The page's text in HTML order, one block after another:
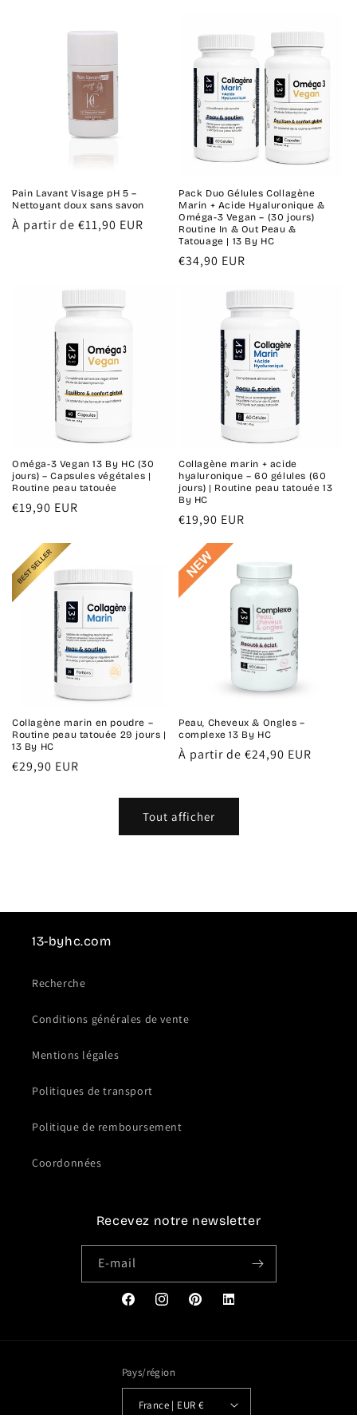
Pain Lavant Visage pH 5 –
Nettoyant doux sans savon
Prix
À partir de €11,90 EUR
Pack Duo Gélules Collagène
Marin + Acide Hyaluronique &
Oméga-3 Vegan – (30 jours)
Routine In & Out Peau &
Tatouage | 13 By HC
Prix
€34,90 EUR
Oméga-3 Vegan 13 By HC (30
jours) – Capsules végétales |
Routine peau tatouée
Prix
€19,90 EUR
Collagène marin + acide
hyaluronique – 60 gélules (60
jours) | Routine peau tatouée 13
By HC
Prix
habituel
€19,90 EUR
Collagène marin en poudre –
Routine peau tatouée 29 jours |
13 By HC
Prix
€29,90 EUR
Peau, Cheveux & Ongles –
complexe 13 By HC
Prix
À partir de €24,90 EUR
Tout afficher
13-byhc.com
Recherche
Conditions générales de vente
Mentions légales
Politiques de transport
Politique de remboursement
Coordonnées
Recevez notre newsletter
E-mail
FacebookInstagramPinterestTranslation
Pays/région
France | EUR €